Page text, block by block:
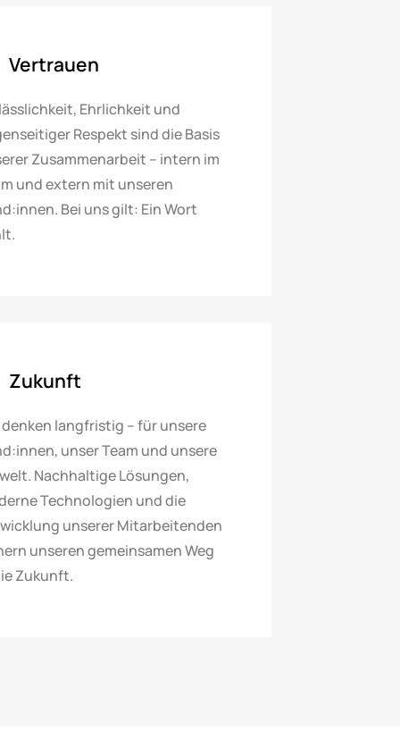
Vertrauen
Ehrlichkeit und
Respekt sind die Basis
Zusammenarbeit – intern im
und extern mit unseren
Bei uns gilt: Ein Wort
Zukunft
langfristig – für unsere
unser Team und unsere
Nachhaltige Lösungen,
Technologien und die
unserer Mitarbeitenden
unseren gemeinsamen Weg
Zukunft.